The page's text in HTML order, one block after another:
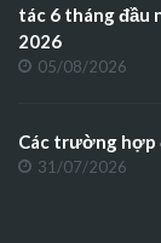
tác 6 tháng đầu
2026
05/08/2026
Các trường hợp
31/07/2026